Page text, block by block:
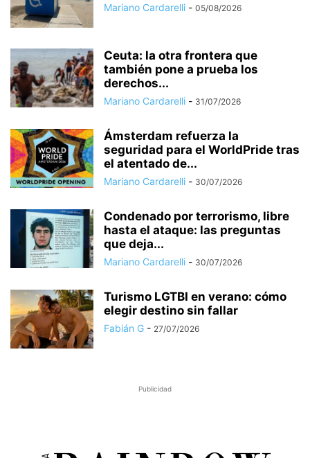
Mariano Cardarelli - 05/08/2026
Ceuta: la otra frontera que
también pone a prueba los
derechos...
Mariano Cardarelli - 31/07/2026
Ámsterdam refuerza la
seguridad para el WorldPride tras
el atentado de...
Mariano Cardarelli - 30/07/2026
Condenado por terrorismo, libre
hasta el ataque: las preguntas
que deja...
Mariano Cardarelli - 30/07/2026
Turismo LGTBI en verano: cómo
elegir destino sin fallar
Fabián G - 27/07/2026
Publicidad